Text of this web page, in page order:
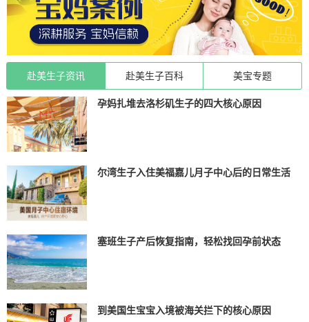
赴美生子资讯 赴美生子百科 美宝专题
孕妈扎堆去洛杉矶生子的四大核心原因
尔湾生子入住美福嘉儿月子中心后的日常生活
塞班生子产后恢复指南，轻松找回孕前状态
到美国生宝宝入境被海关拦下的核心原因